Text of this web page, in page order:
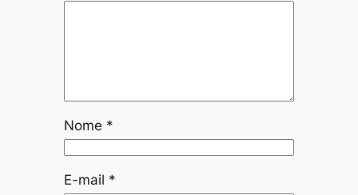
Nome *
E-mail *